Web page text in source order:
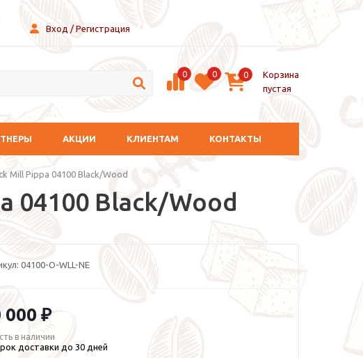
Вход / Регистрация
0 0 0
Корзина
пустая
АКЦИИ КЛИЕНТАМ КОНТАКТЫ
Mill Pippa 04100 Black/Wood
04100 Black/Wood
04100-O-WLL-NE
000 ₽
в наличии
доставки до 30 дней